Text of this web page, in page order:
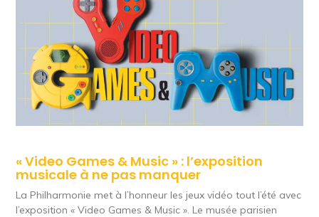
« Video Games & Music » : l’exposition
musicale à ne pas manquer
La Philharmonie met à l’honneur les jeux vidéo tout l’été avec
l’exposition « Video Games & Music ». Le musée parisien